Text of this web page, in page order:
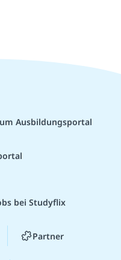
Ausbildungsportal
bei Studyflix
Partner